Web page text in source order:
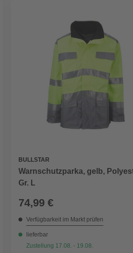
BULLSTAR
Warnschutzparka, gelb,
Gr. L
74,99 €
Verfügbarkeit im Markt prüfen
lieferbar
Zustellung 17.08. - 19.08.